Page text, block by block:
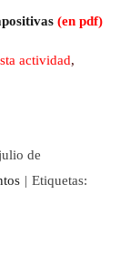
(en pdf)
actividad,
de
| Etiquetas: